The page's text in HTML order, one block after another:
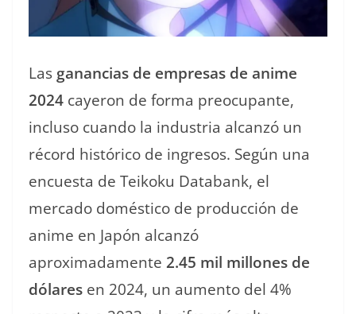
Las ganancias de empresas de anime
2024 cayeron de forma preocupante,
incluso cuando la industria alcanzó un
récord histórico de ingresos. Según una
encuesta de Teikoku Databank, el
mercado doméstico de producción de
anime en Japón alcanzó
aproximadamente 2.45 mil millones de
dólares en 2024, un aumento del 4%